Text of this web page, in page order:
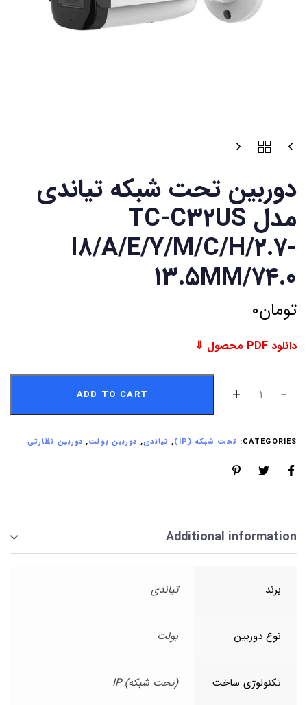
دوربین تحت شبکه تیاندی
مدل TC-C32US
I8/A/E/Y/M/C/H/2.7-
13.5MM/74.0
تومان0
دانلود PDF محصول ⇓
ADD TO CART
CATEGORIES: تحت شبکه (IP) , تیاندی, دوربین بولت, دوربین نظارتی
Additional information
برند تیاندی
نوع دوربین بولت
تکنولوژی ساخت (تحت شبکه) IP